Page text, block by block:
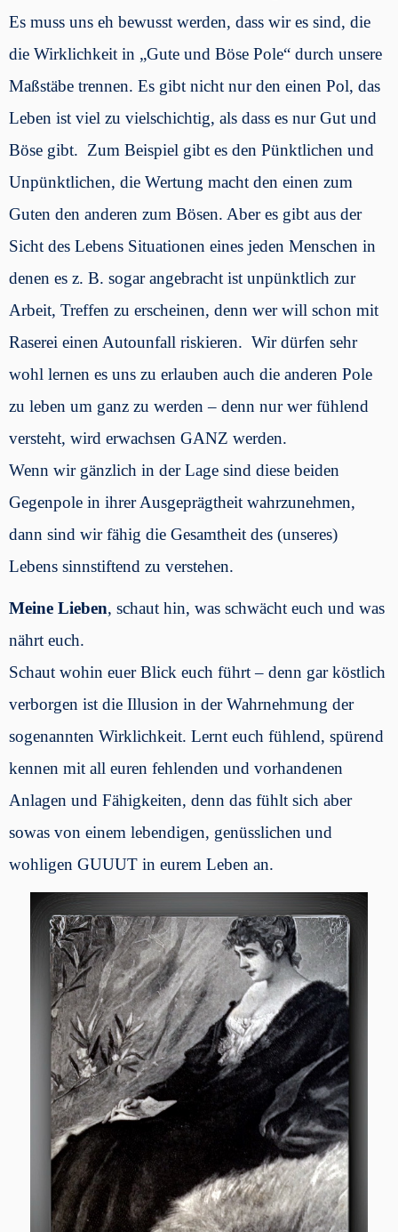
Es muss uns eh bewusst werden, dass wir es sind, die
die Wirklichkeit in „Gute und Böse Pole“ durch unsere
Maßstäbe trennen. Es gibt nicht nur den einen Pol, das
Leben ist viel zu vielschichtig, als dass es nur Gut und
Böse gibt. Zum Beispiel gibt es den Pünktlichen und
Unpünktlichen, die Wertung macht den einen zum
Guten den anderen zum Bösen. Aber es gibt aus der
Sicht des Lebens Situationen eines jeden Menschen in
denen es z. B. sogar angebracht ist unpünktlich zur
Arbeit, Treffen zu erscheinen, denn wer will schon mit
Raserei einen Autounfall riskieren. Wir dürfen sehr
wohl lernen es uns zu erlauben auch die anderen Pole
zu leben um ganz zu werden – denn nur wer fühlend
versteht, wird erwachsen GANZ werden.
Wenn wir gänzlich in der Lage sind diese beiden
Gegenpole in ihrer Ausgeprägtheit wahrzunehmen,
dann sind wir fähig die Gesamtheit des (unseres)
Lebens sinnstiftend zu verstehen.
Meine Lieben, schaut hin, was schwächt euch und was
nährt euch.
Schaut wohin euer Blick euch führt – denn gar köstlich
verborgen ist die Illusion in der Wahrnehmung der
sogenannten Wirklichkeit. Lernt euch fühlend, spürend
kennen mit all euren fehlenden und vorhandenen
Anlagen und Fähigkeiten, denn das fühlt sich aber
sowas von einem lebendigen, genüsslichen und
wohligen GUUUT in eurem Leben an.